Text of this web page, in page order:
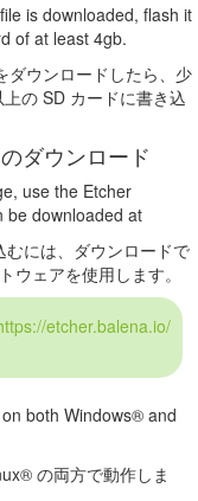
file is downloaded, flash it
of at least 4gb.
ダウンロードしたら、少
上の SD カードに書き込
ダウンロード
use the Etcher
be downloaded at
むには、ダウンロードで
ウェアを使用します。
etcher.balena.io/
both Windows® and
の両方で動作しま